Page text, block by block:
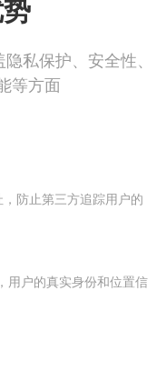
私保护、安全性、
等方面
防止第三方追踪用户的
用户的真实身份和位置信